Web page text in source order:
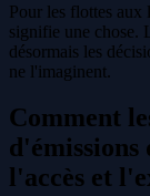
Pour les flottes aux
signifie une chose.
désormais les
ne l'imaginent.
Comment
d'émissions
l'accès et